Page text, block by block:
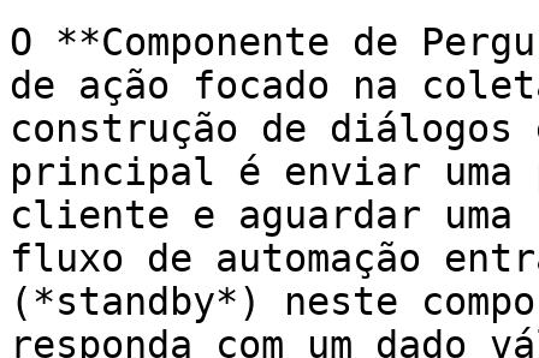
O **Componente de
de ação focado na
construção de
principal é enviar uma
cliente e aguardar uma
fluxo de automação
(*standby*) neste
responda com um dado